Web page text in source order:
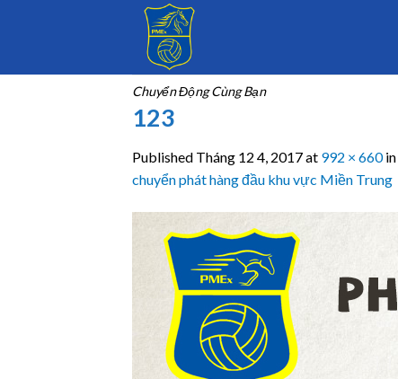
Chuyển Động Cùng Bạn
123
Published Tháng 12 4, 2017at 992 × 660in
chuyển phát hàng đầu khu vực Miền Trung